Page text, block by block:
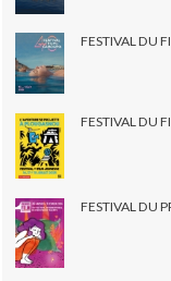
FESTIVAL DU
FESTIVAL DU
FESTIVAL DU